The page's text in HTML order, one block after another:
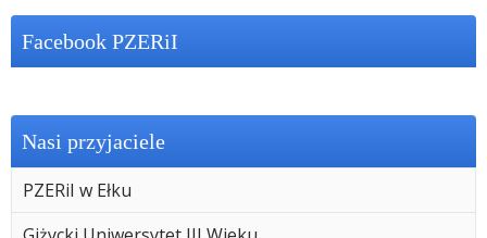
Facebook PZERiI
Nasi przyjaciele
PZERiI w Ełku